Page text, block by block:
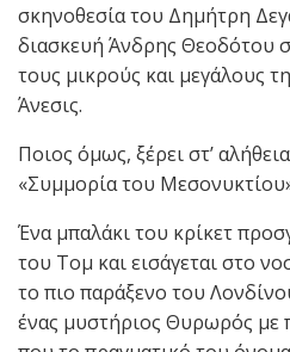
σκηνοθεσία του Δημήτρη
διασκευή Άνδρης Θεοδότου
τους μικρούς και μεγάλους
Άνεσις.
Ποιος όμως, ξέρει στ’
«Συμμορία του
Ένα μπαλάκι του κρίκετ
του Τομ και εισάγεται στο
το πιο παράξενο του
ένας μυστήριος Θυρωρός